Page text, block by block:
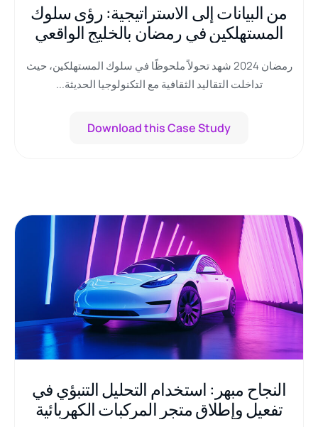
من البيانات إلى الاستراتيجية: رؤى سلوك
المستهلكين في رمضان بالخليج الواقعي
والرقمي
رمضان 2024 شهد تحولاً ملحوظًا في سلوك المستهلكين، حيث
تداخلت التقاليد الثقافية مع التكنولوجيا الحديثة...
Download this Case Study
النجاح مبهر: استخدام التحليل التنبؤي في
تفعيل وإطلاق متجر المركبات الكهربائية